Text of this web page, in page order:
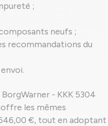
;
neufs ;
recommandations du
- KKK 5304
les mêmes
€, tout en adoptant